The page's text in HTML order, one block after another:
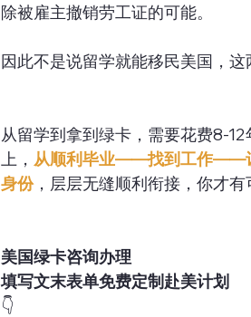
除被雇主撤销劳工证的可能。
因此不是说留学就能移民美国，这
从留学到拿到绿卡，需要花费8-
上， 从顺利毕业——找到工作——
身份，层层无缝顺利衔接，你才有
美国绿卡咨询办理
填写文末表单免费定制赴美计划
👇